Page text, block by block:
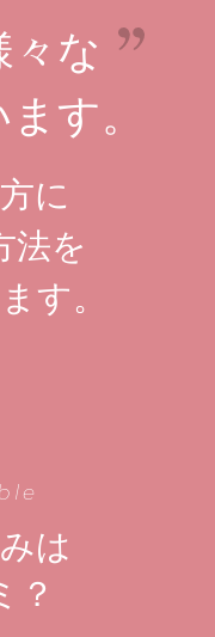
々な
す。
に
法を
す。
は
？